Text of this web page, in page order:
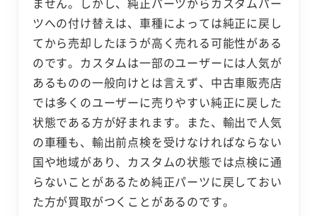
ツへの付け替えは、車種によっては純正に戻し
てから売却したほうが高く売れる可能性がある
のです。カスタムは一部のユーザーには人気が
あるものの一般向けとは言えず、中古車販売店
では多くのユーザーに売りやすい純正に戻した
状態である方が好まれます。また、輸出で人気
の車種も、輸出前点検を受けなければならない
国や地域があり、カスタムの状態では点検に通
らないことがあるため純正パーツに戻しておい
た方が買取がつくことがあるのです。